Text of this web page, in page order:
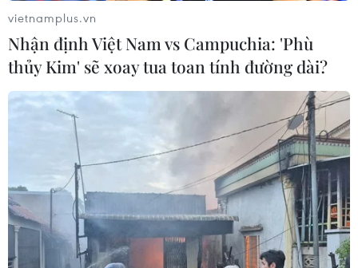
vietnamplus.vn
Nhận định Việt Nam vs Campuchia: 'Phù
thủy Kim' sẽ xoay tua toan tính đường dài?